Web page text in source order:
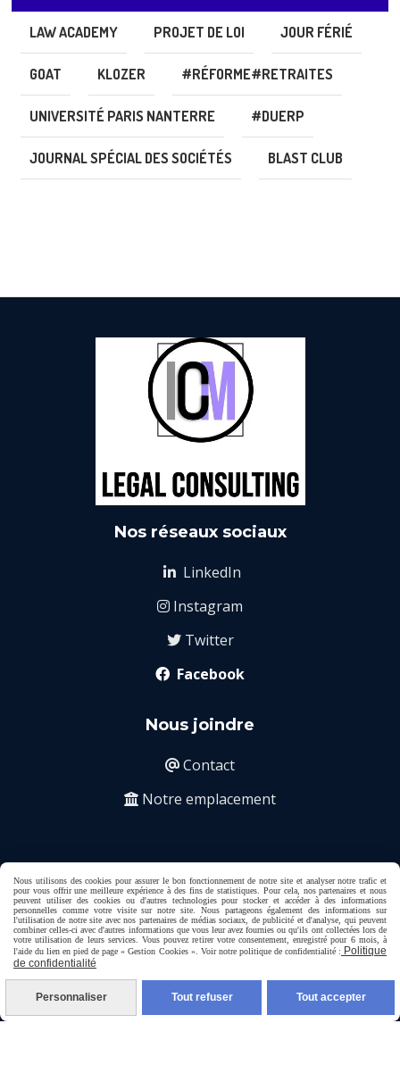
LAW ACADEMY PROJET DE LOI JOUR FÉRIÉ
GOAT KLOZER #RÉFORME#RETRAITES
UNIVERSITÉ PARIS NANTERRE #DUERP
JOURNAL SPÉCIAL DES SOCIÉTÉS BLAST CLUB
Nos réseaux sociaux
 LinkedIn
 Instagram
Twitter
 Facebook
Nous joindre
 Contact
 Notre emplacement
ICM LEGAL CONSULTING est un cabinet de
conseils et également reconnu comme organisme
de formation par Déclaration d'activité enregistrée
sous le numéro 11911031491 auprès du Préfet de
Mentions Légales
Nous utilisons des cookies pour assurer le bon fonctionnement de notre site et analyser notre trafic et
pour vous offrir une meilleure expérience à des fins de statistiques. Pour cela, nos partenaires et nous
peuvent utiliser des cookies ou d'autres technologies pour stocker et accéder à des informations
personnelles comme votre visite sur notre site. Nous partageons également des informations sur
l'utilisation de notre site avec nos partenaires de médias sociaux, de publicité et d'analyse, qui peuvent
combiner celles-ci avec d'autres informations que vous leur avez fournies ou qu'ils ont collectées lors de
votre utilisation de leurs services. Vous pouvez retirer votre consentement, enregistré pour 6 mois, à
l'aide du lien en pied de page « Gestion Cookies ». Voir notre politique de confidentialité : Politique
de confidentialité
Personnaliser Tout refuser Tout accepter